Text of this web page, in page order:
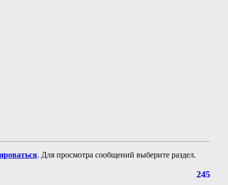
. Для просмотра сообщений выберите раздел.
245